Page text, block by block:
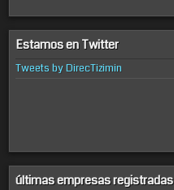
Estamos en Twitter
Tweets by DirecTizimin
últimas empresas registradas